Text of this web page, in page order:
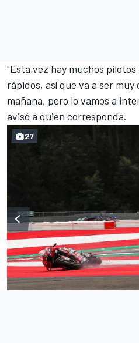
"Esta vez hay muchos
rápidos, así que va a ser
mañana, pero lo vamos a
avisó a quien corresponda.
27